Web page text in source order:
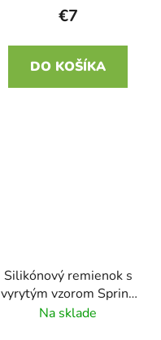
€7
DO KOŠÍKA
Silikónový remienok s
vyrytým vzorom Spring
modrá 22mm
Na sklade